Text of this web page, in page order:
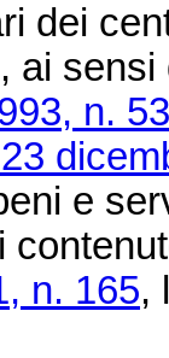
ai
n.
e
n. 165,